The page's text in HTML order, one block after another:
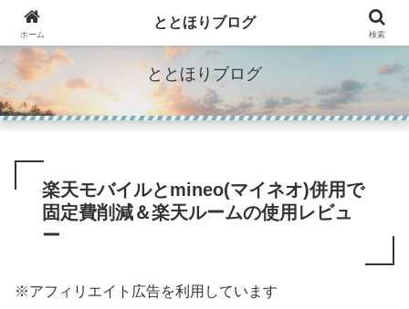
"Make Life Richer"人生を豊かにするモノのブログ。
ととほりブログ
楽天モバイルとmineo(マイネオ)併用で
固定費削減＆楽天ルームの使用レビュ
ー
※アフィリエイト広告を利用しています
ホーム
ととほりブログ
検索